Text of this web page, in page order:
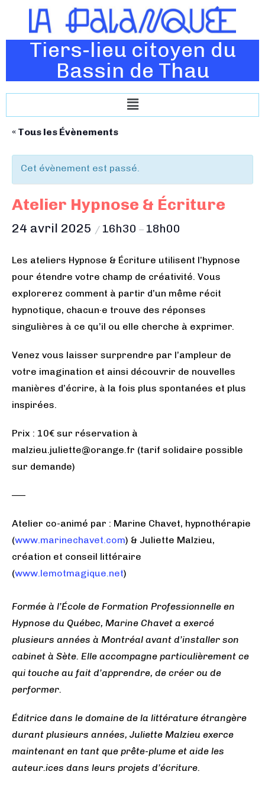
Tiers-lieu citoyen du
Bassin de Thau
« Tous les Évènements
Cet évènement est passé.
Atelier Hypnose & Écriture
24 avril 2025 / 16h30 – 18h00
Les ateliers Hypnose & Écriture utilisent l’hypnose
pour étendre votre champ de créativité. Vous
explorerez comment à partir d’un même récit
hypnotique, chacun·e trouve des réponses
singulières à ce qu’il ou elle cherche à exprimer.
Venez vous laisser surprendre par l’ampleur de
votre imagination et ainsi découvrir de nouvelles
manières d’écrire, à la fois plus spontanées et plus
inspirées.
Prix : 10€ sur réservation à
malzieu.juliette@orange.fr (tarif solidaire possible
sur demande)
—–
Atelier co-animé par : Marine Chavet, hypnothérapie
(www.marinechavet.com) & Juliette Malzieu,
création et conseil littéraire
(www.lemotmagique.net)
Formée à l’École de Formation Professionnelle en
Hypnose du Québec, Marine Chavet a exercé
plusieurs années à Montréal avant d’installer son
cabinet à Sète. Elle accompagne particulièrement ce
qui touche au fait d’apprendre, de créer ou de
performer.
Éditrice dans le domaine de la littérature étrangère
durant plusieurs années, Juliette Malzieu exerce
maintenant en tant que prête-plume et aide les
auteur.ices dans leurs projets d’écriture.